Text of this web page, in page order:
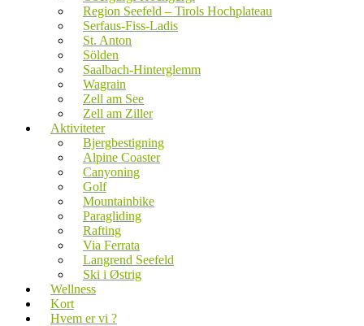
Region Seefeld – Tirols Hochplateau
Serfaus-Fiss-Ladis
St. Anton
Sölden
Saalbach-Hinterglemm
Wagrain
Zell am See
Zell am Ziller
Aktiviteter
Bjergbestigning
Alpine Coaster
Canyoning
Golf
Mountainbike
Paragliding
Rafting
Via Ferrata
Langrend Seefeld
Ski i Østrig
Wellness
Kort
Hvem er vi ?